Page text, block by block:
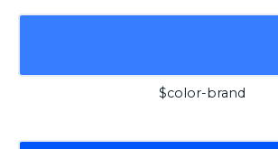
$color-brand